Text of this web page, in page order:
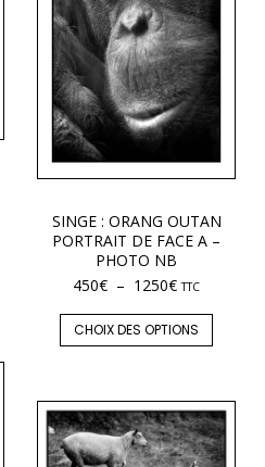
SINGE : ORANG OUTAN
PORTRAIT DE FACE A –
PHOTO NB
450€ – 1250€ TTC
CHOIX DES OPTIONS